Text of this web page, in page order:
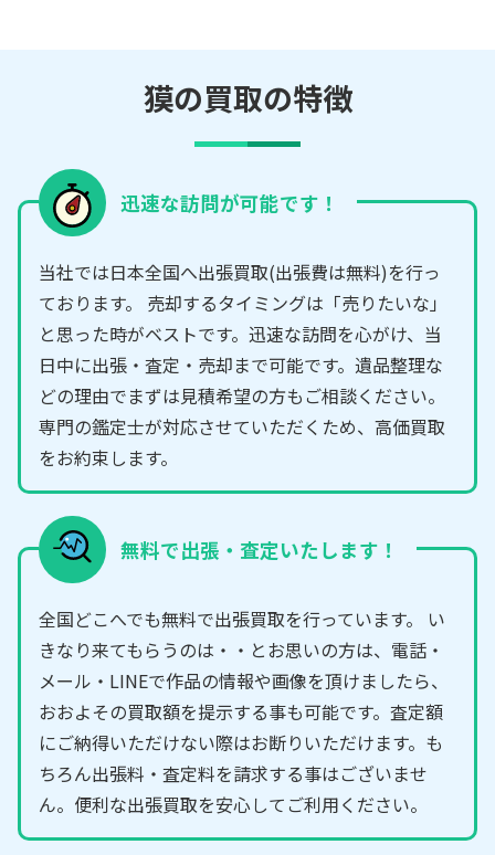
獏の買取の特徴
迅速な訪問が可能です！
当社では日本全国へ出張買取(出張費は無料)を行っ
ております。 売却するタイミングは「売りたいな」
と思った時がベストです。迅速な訪問を心がけ、当
日中に出張・査定・売却まで可能です。遺品整理な
どの理由でまずは見積希望の方もご相談ください。
専門の鑑定士が対応させていただくため、高価買取
をお約束します。
無料で出張・査定いたします！
全国どこへでも無料で出張買取を行っています。 い
きなり来てもらうのは・・とお思いの方は、電話・
メール・LINEで作品の情報や画像を頂けましたら、
おおよその買取額を提示する事も可能です。査定額
にご納得いただけない際はお断りいただけます。も
ちろん出張料・査定料を請求する事はございませ
ん。便利な出張買取を安心してご利用ください。